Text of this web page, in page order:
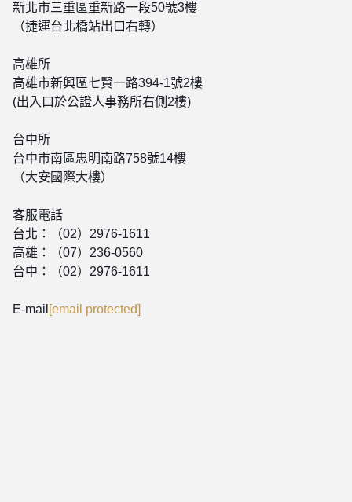
新北市三重區重新路一段50號3樓
（捷運台北橋站出口右轉）
高雄所
高雄市新興區七賢一路394-1號2樓
(出入口於公證人事務所右側2樓)
台中所
台中市南區忠明南路758號14樓
（大安國際大樓）
客服電話
台北：（02）2976-1611
高雄：（07）236-0560
台中：（02）2976-1611
E-mail [email protected]